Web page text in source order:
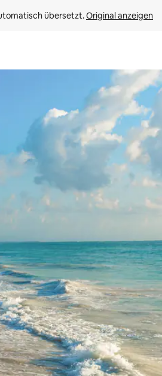
übersetzt. Original anzeigen
erkunde die Ergebnisse durch